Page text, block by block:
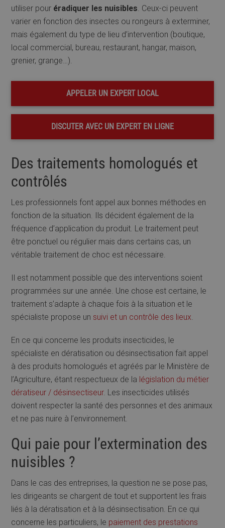
utiliser pour éradiquer les nuisibles. Ceux-ci peuvent
varier en fonction des insectes ou rongeurs à exterminer,
mais également du type de lieu d’intervention (boutique,
local commercial, bureau, restaurant, hangar, maison,
grenier, grange…).
APPELER UN EXPERT LOCAL
DISCUTER AVEC UN EXPERT EN LIGNE
Des traitements homologués et
contrôlés
Les professionnels font appel aux bonnes méthodes en
fonction de la situation. Ils décident également de la
fréquence d’application du produit. Le traitement peut
être ponctuel ou régulier mais dans certains cas, un
véritable traitement de choc est nécessaire.
Il est notamment possible que des interventions soient
programmées sur une année. Une chose est certaine, le
traitement s’adapte à chaque fois à la situation et le
spécialiste propose un suivi et un contrôle des lieux.
En ce qui concerne les produits insecticides, le
spécialiste en dératisation ou désinsectisation fait appel
à des produits homologués et agréés par le Ministère de
l’Agriculture, étant respectueux de la législation du métier
dératiseur / désinsectiseur. Les insecticides utilisés
doivent respecter la santé des personnes et des animaux
et ne pas nuire à l’environnement.
Qui paie pour l’extermination des
nuisibles ?
Dans le cas des entreprises, la question ne se pose pas,
les dirigeants se chargent de tout et supportent les frais
liés à la dératisation et à la désinsectisation. En ce qui
concerne les particuliers, le paiement des prestations